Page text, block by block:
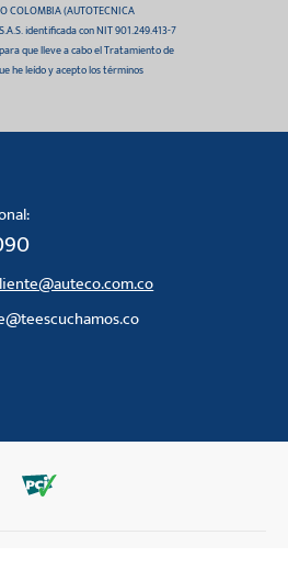
COLOMBIA (AUTOTECNICA
identificada con NIT 901.249.413-7
que lleve a cabo el Tratamiento de
he leído y acepto los términos